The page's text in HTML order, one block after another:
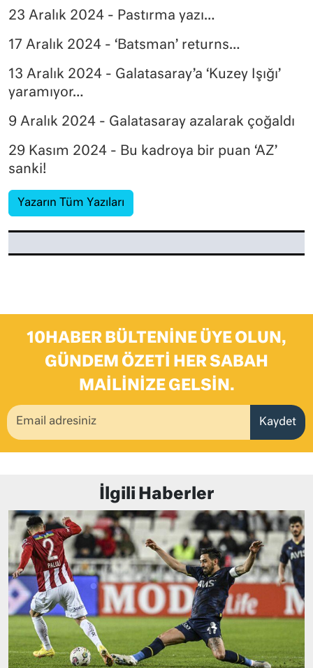
23 Aralık 2024 - Pastırma yazı…
17 Aralık 2024 - ‘Batsman’ returns…
13 Aralık 2024 - Galatasaray’a ‘Kuzey Işığı’
yaramıyor…
9 Aralık 2024 - Galatasaray azalarak çoğaldı
29 Kasım 2024 - Bu kadroya bir puan ‘AZ’
sanki!
Yazarın Tüm Yazıları
10HABER BÜLTENINE ÜYE OLUN,
GÜNDEM ÖZETI HER SABAH
MAILINIZE GELSIN.
Kaydet
İlgili Haberler